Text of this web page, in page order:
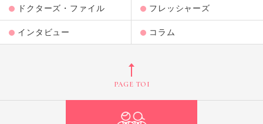
ドクターズ・ファイル フレッシャーズ
インタビュー コラム
PAGE TOP